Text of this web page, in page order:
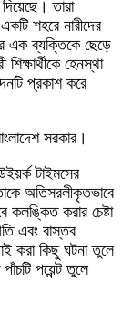
তারা
শহরে নারীদের
এক ব্যক্তিকে ছেড়ে
হেনস্থা
প্রকাশ করে
সরকার।
টাইমসের
অতিসরলীকৃতভাবে
কলঙ্কিত করার চেষ্টা
এবং বাস্তব
করা কিছু ঘটনা তুলে
পয়েন্ট তুলে